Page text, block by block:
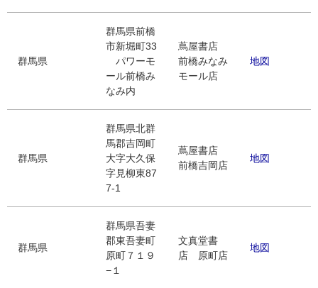
群馬県
群馬県前橋
市新堀町33
パワーモ
ール前橋み
なみ内
蔦屋書店
前橋みなみ
モール店
地図
群馬県
群馬県北群
馬郡吉岡町
大字大久保
字見柳東87
7-1
蔦屋書店
前橋吉岡店
地図
群馬県
群馬県吾妻
郡東吾妻町
原町７１９
−１
文真堂書
店 原町店
地図